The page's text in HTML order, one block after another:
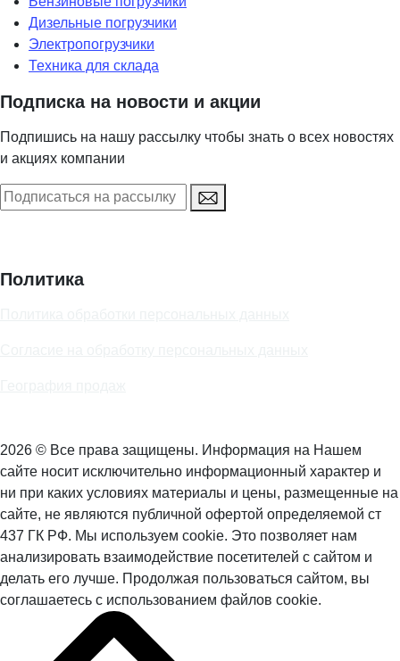
Дизельные погрузчики
Электропогрузчики
Техника для склада
Подписка на новости и акции
Подпишись на нашу рассылку чтобы знать о всех новостях
и акциях компании
Политика
2026 © Все права защищены. Информация на Нашем
сайте носит исключительно информационный характер и
ни при каких условиях материалы и цены, размещенные на
сайте, не являются публичной офертой определяемой ст
437 ГК РФ. Мы используем cookie. Это позволяет нам
анализировать взаимодействие посетителей с сайтом и
делать его лучше. Продолжая пользоваться сайтом, вы
соглашаетесь с использованием файлов cookie.